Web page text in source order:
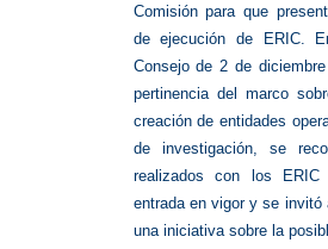
Comisión para que
de ejecución de ERIC.
Consejo de 2 de
pertinencia del marco
creación de entidades
de investigación, se
realizados con los ERIC
entrada en vigor y se invitó
una iniciativa sobre la